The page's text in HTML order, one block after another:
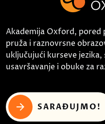
Akademija Oxford, pored
pruža i raznovrsne
uključujući kurseve
usavršavanje i obuke za
SARAĐUJMO!